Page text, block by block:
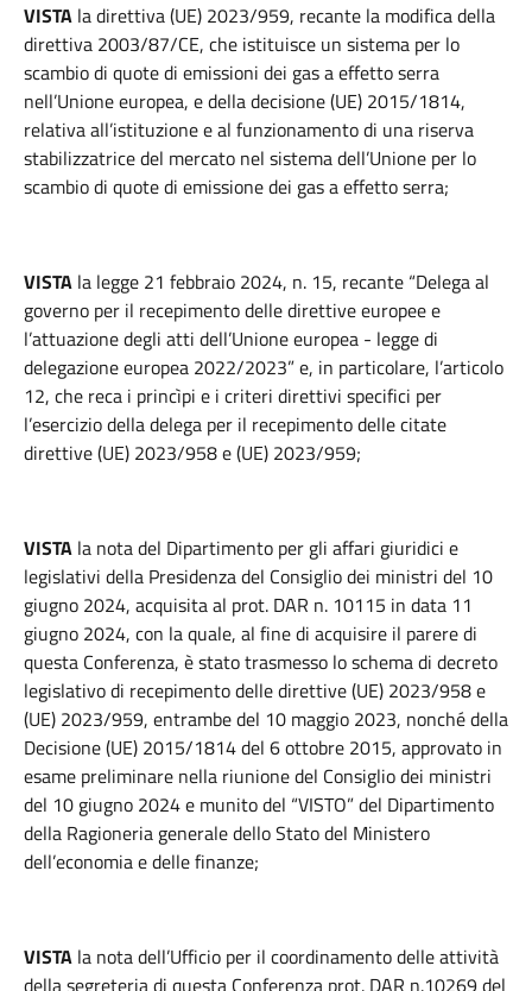
VISTA la direttiva (UE) 2023/959, recante la modifica della
direttiva 2003/87/CE, che istituisce un sistema per lo
scambio di quote di emissioni dei gas a effetto serra
nell’Unione europea, e della decisione (UE) 2015/1814,
relativa all’istituzione e al funzionamento di una riserva
stabilizzatrice del mercato nel sistema dell’Unione per lo
scambio di quote di emissione dei gas a effetto serra;
VISTA la legge 21 febbraio 2024, n. 15, recante “Delega al
governo per il recepimento delle direttive europee e
l’attuazione degli atti dell’Unione europea - legge di
delegazione europea 2022/2023” e, in particolare, l’articolo
12, che reca i princìpi e i criteri direttivi specifici per
l’esercizio della delega per il recepimento delle citate
direttive (UE) 2023/958 e (UE) 2023/959;
VISTA la nota del Dipartimento per gli affari giuridici e
legislativi della Presidenza del Consiglio dei ministri del 10
giugno 2024, acquisita al prot. DAR n. 10115 in data 11
giugno 2024, con la quale, al fine di acquisire il parere di
questa Conferenza, è stato trasmesso lo schema di decreto
legislativo di recepimento delle direttive (UE) 2023/958 e
(UE) 2023/959, entrambe del 10 maggio 2023, nonché della
Decisione (UE) 2015/1814 del 6 ottobre 2015, approvato in
esame preliminare nella riunione del Consiglio dei ministri
del 10 giugno 2024 e munito del “VISTO” del Dipartimento
della Ragioneria generale dello Stato del Ministero
dell’economia e delle finanze;
VISTA la nota dell’Ufficio per il coordinamento delle attività
della segreteria di questa Conferenza prot. DAR n.10269 del